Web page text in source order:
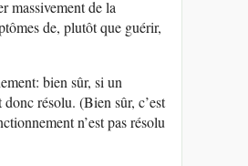
massivement de la
de, plutôt que guérir,
bien sûr, si un
résolu. (Bien sûr, c’est
n’est pas résolu